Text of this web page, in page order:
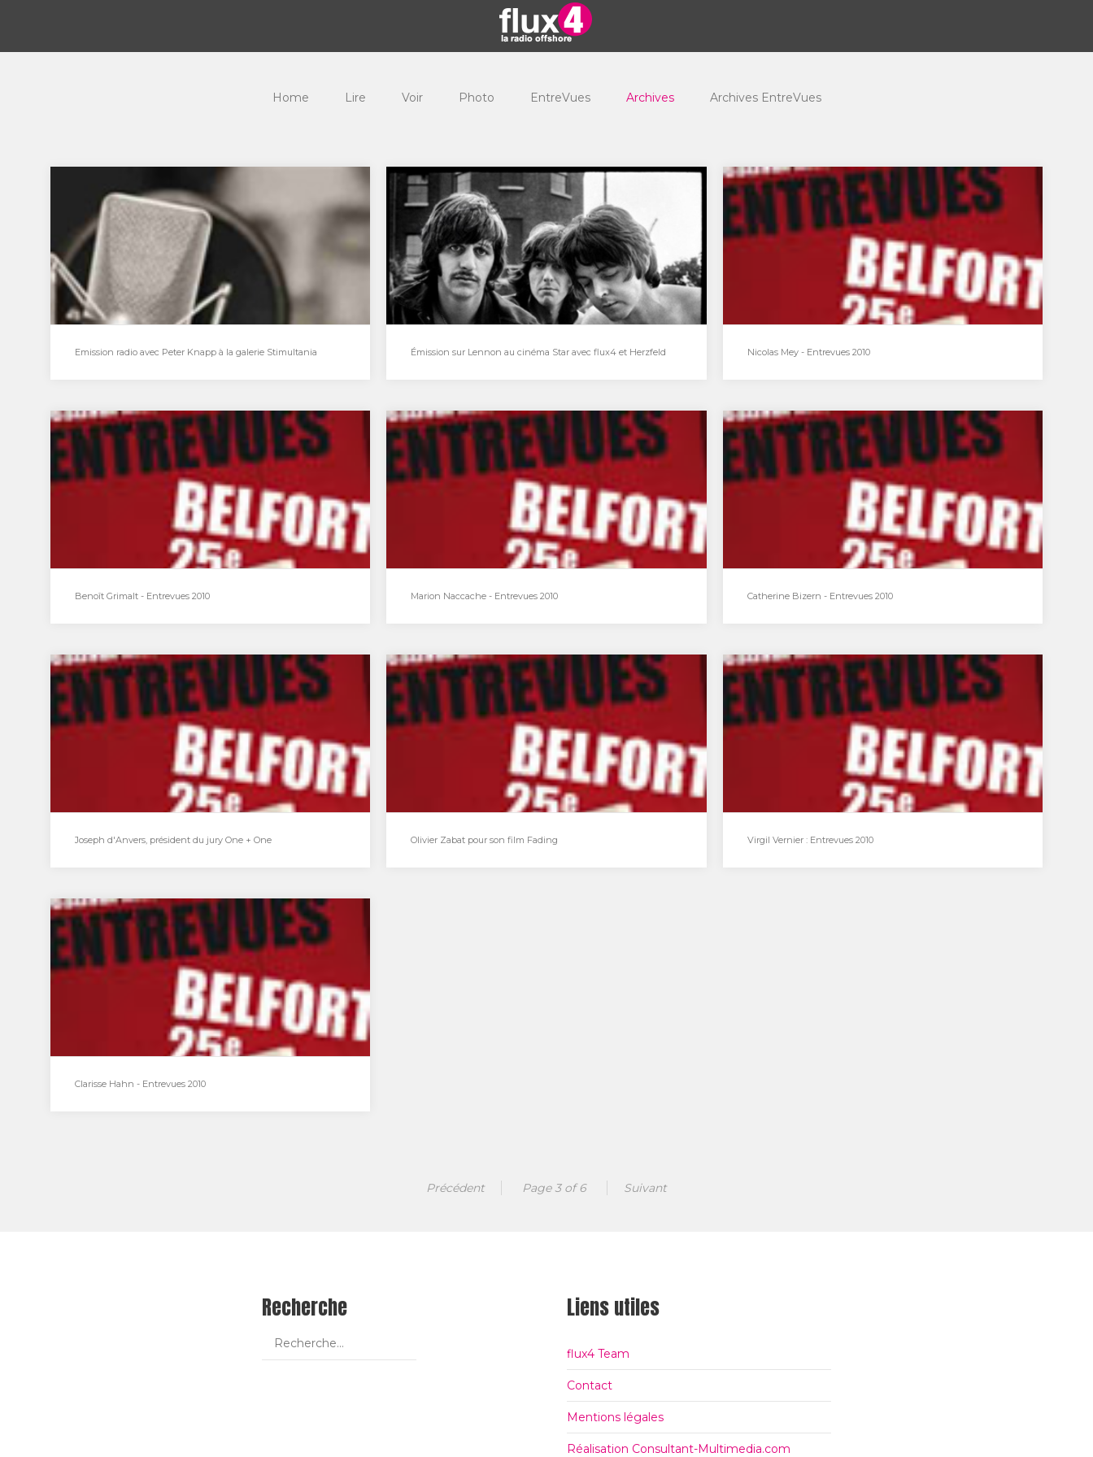
Home Lire Voir Photo EntreVues Archives Archives EntreVues
Emission radio avec Peter Knapp à la galerie
Stimultania
Émission du 23 janvier 2011 enregistrée en
public à la Galerie Stimultania, en présence de
Emission radio avec Peter Knapp à la galerie Stimultania
Émission sur Lennon au cinéma Star avec
flux4 et Herzfeld
Émission sur John Lennon au cinéma Star le
08/12/10par Emmanuel Abela / Olivier
LegrasÀ l'occasion des…
Émission sur Lennon au cinéma Star avec flux4 et Herzfeld
Nicolas Mey - Entrevues 2010
Micro-trottoir de Philippe SchweyerPour le
directeur de cinéma Nicolas Mey, c'est plus
enthousiasmant de se “planter”…
Nicolas Mey - Entrevues 2010
Benoît Grimalt - Entrevues 2010
Studio mobile du 3 décembre : Benoît Grimalt
Avec une approche très do it yourself,
Benoît Grimalt - Entrevues 2010
Marion Naccache - Entrevues 2010
Studio mobile du 2 décembre : Marion
NaccacheL’un des coups de cœur de la
rédaction, Coney…
Marion Naccache - Entrevues 2010
Catherine Bizern - Entrevues 2010
Studio mobile du 3 décembre : Catherine
BizernCatherine Bizern, Directrice Artistique
du festival, aime la radio…
Catherine Bizern - Entrevues 2010
Joseph d'Anvers, président du jury One + One
Studio mobile du 2 décembre : Joseph
d’Anvers Président du jury One + One, le
Joseph d'Anvers, président du jury One + One Olivier Zabat pour son film Fading Virgil Vernier : Entrevues 2010
Clarisse Hahn - Entrevues 2010
Précédent Page 3 of 6 Suivant
Recherche Liens utiles
flux4 Team
Contact
Mentions légales
Réalisation Consultant-Multimedia.com